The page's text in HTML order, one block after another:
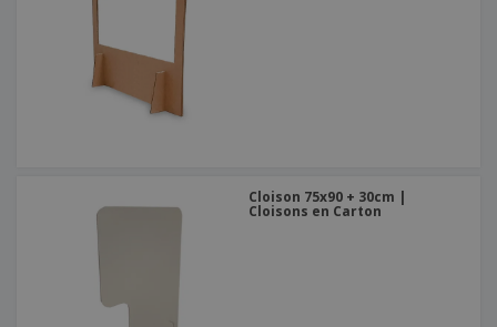
Cloison 75x90 + 30cm |
Cloisons en Carton